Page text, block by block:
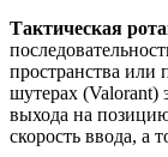
Тактическая
пространства или
шутерах (Valorant)
выхода на
скорость ввода, а